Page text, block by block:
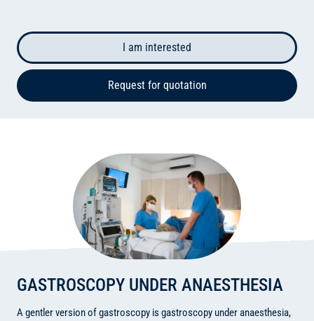
I am interested
Request for quotation
GASTROSCOPY UNDER ANAESTHESIA
A gentler version of gastroscopy is gastroscopy under anaesthesia,